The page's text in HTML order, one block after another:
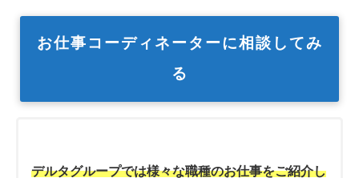
お仕事コーディネーターに相談してみ
る
デルタグループでは様々な職種のお仕事をご紹介し